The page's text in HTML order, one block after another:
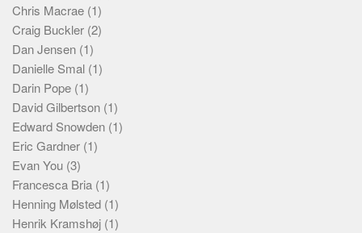
Chris Macrae (1)
Craig Buckler (2)
Dan Jensen (1)
Danielle Smal (1)
Darin Pope (1)
David Gilbertson (1)
Edward Snowden (1)
Eric Gardner (1)
Evan You (3)
Francesca Bria (1)
Henning Mølsted (1)
Henrik Kramshøj (1)